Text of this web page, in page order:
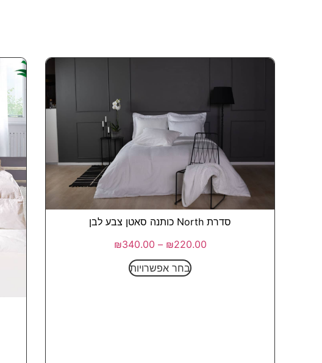
סדרת North כותנה סאטן צבע לבן
₪220.00
–
₪340.00
בחר אפשרויות